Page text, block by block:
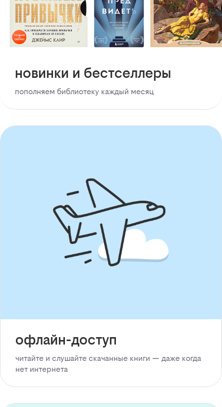
новинки и бестселлеры
пополняем библиотеку каждый месяц
офлайн-доступ
читайте и слушайте скачанные книги — даже когда
нет интернета